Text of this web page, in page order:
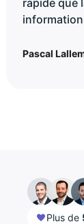
Pascal
Plus de